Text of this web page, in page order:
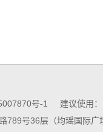
号-1
建议使用：
789号36层（均瑶国际广